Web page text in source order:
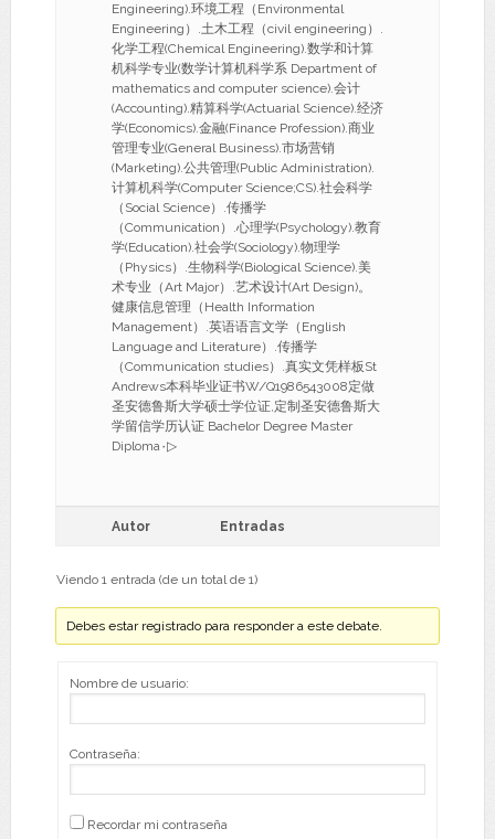
Engineering).环境工程（Environmental
Engineering）.土木工程（civil engineering）.
化学工程(Chemical Engineering).数学和计算
机科学专业(数学计算机科学系 Department of
mathematics and computer science).会计
(Accounting).精算科学(Actuarial Science).经济
学(Economics).金融(Finance Profession).商业
管理专业(General Business).市场营销
(Marketing).公共管理(Public Administration).
计算机科学(Computer Science;CS).社会科学
（Social Science）.传播学
（Communication）.心理学(Psychology).教育
学(Education).社会学(Sociology).物理学
（Physics）.生物科学(Biological Science).美
术专业（Art Major）.艺术设计(Art Design)。
健康信息管理（Health Information
Management）.英语语言文学（English
Language and Literature）.传播学
（Communication studies）.真实文凭样板St
Andrews本科毕业证书W/Q1986543008定做
圣安德鲁斯大学硕士学位证,定制圣安德鲁斯大
学留信学历认证 Bachelor Degree Master
Diploma۰▷
Autor Entradas
Viendo 1 entrada (de un total de 1)
Debes estar registrado para responder a este debate.
Nombre de usuario:
Contraseña:
Recordar mi contraseña